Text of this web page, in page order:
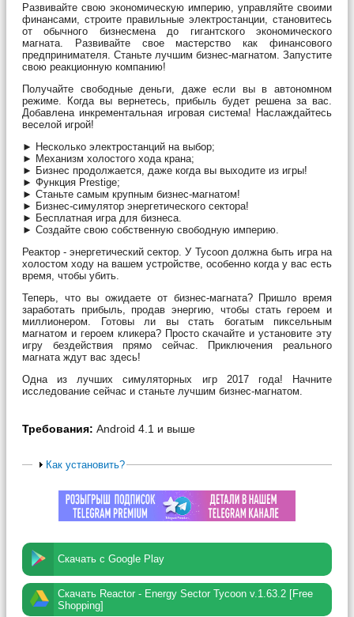
Развивайте свою экономическую империю, управляйте своими
финансами, строите правильные электростанции, становитесь
от обычного бизнесмена до гигантского экономического
магната. Развивайте свое мастерство как финансового
предпринимателя. Станьте лучшим бизнес-магнатом. Запустите
свою реакционную компанию!
Получайте свободные деньги, даже если вы в автономном
режиме. Когда вы вернетесь, прибыль будет решена за вас.
Добавлена ​​инкрементальная игровая система! Наслаждайтесь
веселой игрой!
► Несколько электростанций на выбор;
► Механизм холостого хода крана;
► Бизнес продолжается, даже когда вы выходите из игры!
► Функция Prestige;
► Станьте самым крупным бизнес-магнатом!
► Бизнес-симулятор энергетического сектора!
► Бесплатная игра для бизнеса.
► Создайте свою собственную свободную империю.
Реактор - энергетический сектор. У Tycoon должна быть игра на
холостом ходу на вашем устройстве, особенно когда у вас есть
время, чтобы убить.
Теперь, что вы ожидаете от бизнес-магната? Пришло время
заработать прибыль, продав энергию, чтобы стать героем и
миллионером. Готовы ли вы стать богатым пиксельным
магнатом и героем кликера? Просто скачайте и установите эту
игру бездействия прямо сейчас. Приключения реального
магната ждут вас здесь!
Одна из лучших симуляторных игр 2017 года! Начните
исследование сейчас и станьте лучшим бизнес-магнатом.
Требования: Android 4.1 и выше
Как установить?
Скачать с Google Play
Скачать Reactor - Energy Sector Tycoon v.1.63.2 [Free
Shopping]